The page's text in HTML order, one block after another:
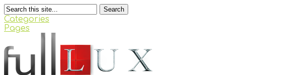
Search
Categories
Pages